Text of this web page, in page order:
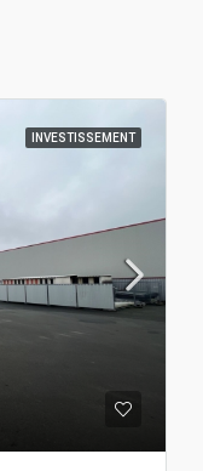
INVESTISSEMENT